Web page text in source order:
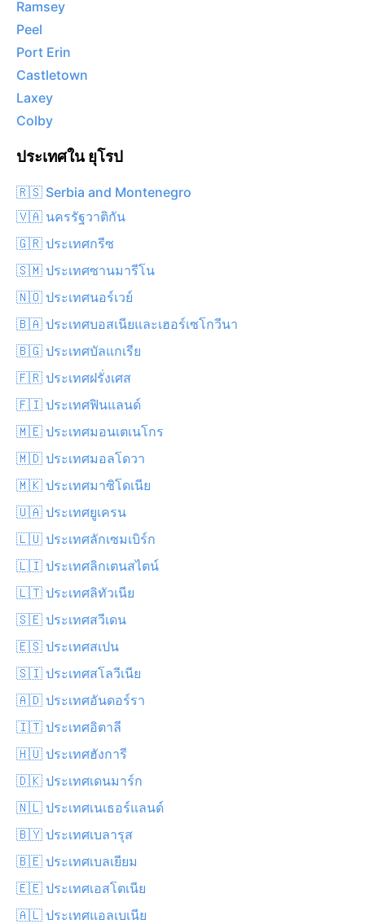
Ramsey
Peel
Port Erin
Castletown
Laxey
Colby
ประเทศใน ยุโรป
🇷🇸 Serbia and Montenegro
🇻🇦 นครรัฐวาติกัน
🇬🇷 ประเทศกรีซ
🇸🇲 ประเทศซานมารีโน
🇳🇴 ประเทศนอร์เวย์
🇧🇦 ประเทศบอสเนียและเฮอร์เซโกวีนา
🇧🇬 ประเทศบัลแกเรีย
🇫🇷 ประเทศฝรั่งเศส
🇫🇮 ประเทศฟินแลนด์
🇲🇪 ประเทศมอนเตเนโกร
🇲🇩 ประเทศมอลโดวา
🇲🇰 ประเทศมาซิโดเนีย
🇺🇦 ประเทศยูเครน
🇱🇺 ประเทศลักเซมเบิร์ก
🇱🇮 ประเทศลิกเตนสไตน์
🇱🇹 ประเทศลิทัวเนีย
🇸🇪 ประเทศสวีเดน
🇪🇸 ประเทศสเปน
🇸🇮 ประเทศสโลวีเนีย
🇦🇩 ประเทศอันดอร์รา
🇮🇹 ประเทศอิตาลี
🇭🇺 ประเทศฮังการี
🇩🇰 ประเทศเดนมาร์ก
🇳🇱 ประเทศเนเธอร์แลนด์
🇧🇾 ประเทศเบลารุส
🇧🇪 ประเทศเบลเยียม
🇪🇪 ประเทศเอสโตเนีย
🇦🇱 ประเทศแอลเบเนีย